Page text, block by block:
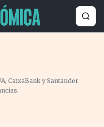
CaixaBank y Santander